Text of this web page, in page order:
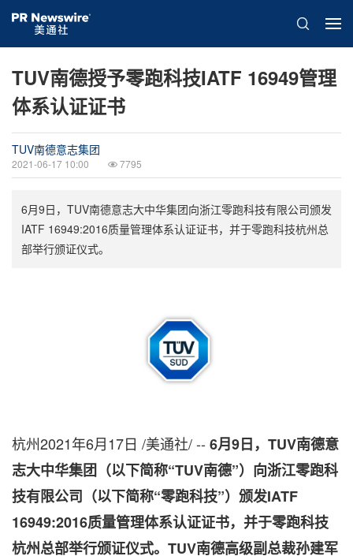
TUV南德授予零跑科技IATF 16949管理
体系认证证书
TUV南德意志集团
2021-06-17 10:00 7795
6月9日，TUV南德意志大中华集团向浙江零跑科技有限公司颁发
IATF 16949:2016质量管理体系认证证书，并于零跑科技杭州总
部举行颁证仪式。
杭州2021年6月17日 /美通社/ -- 6月9日，TUV南德意
志大中华集团（以下简称“TUV南德”）向浙江零跑科
技有限公司（以下简称“零跑科技”）颁发IATF
16949:2016质量管理体系认证证书，并于零跑科技
杭州总部举行颁证仪式。TUV南德高级副总裁孙建军